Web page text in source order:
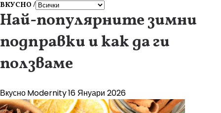
ВКУСНО /
Най-популярните зимни
подправки и как да ги
ползваме
ВкусноModernity16 Януари 2026